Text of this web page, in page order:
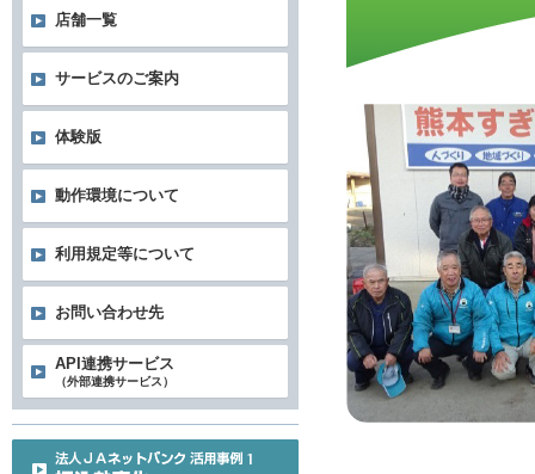
店舗一覧
サービスのご案内
体験版
動作環境について
利用規定等について
お問い合わせ先
API連携サービス
（外部連携サービス）